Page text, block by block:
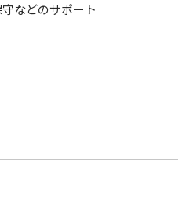
などのサポート